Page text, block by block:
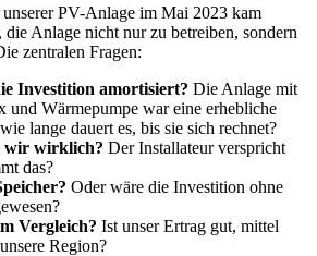
PV-Anlage im Mai 2023 kam
Anlage nicht nur zu betreiben, sondern
zentralen Fragen:
Investition amortisiert? Die Anlage mit
und Wärmepumpe war eine erhebliche
lange dauert es, bis sie sich rechnet?
wir wirklich? Der Installateur verspricht
das?
Oder wäre die Investition ohne
Vergleich? Ist unser Ertrag gut, mittel
Region?